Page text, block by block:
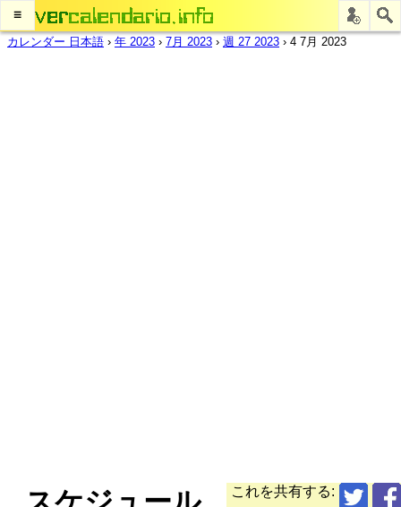
≡
カレンダー 日本語 › 年 2023 › 7月 2023 › 週 27 2023 › 4 7月 2023
これを共有する: